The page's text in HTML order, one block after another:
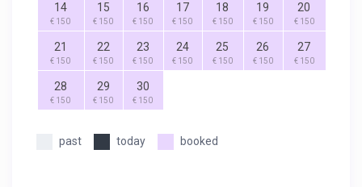
14
€ 150
15
€ 150
16
€ 150
17
€ 150
18
€ 150
19
€ 150
20
€ 150
21
€ 150
22
€ 150
23
€ 150
24
€ 150
25
€ 150
26
€ 150
27
€ 150
28
€ 150
29
€ 150
30
€ 150
past today booked